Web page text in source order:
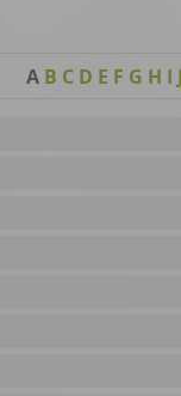
A B C D E F G H I J